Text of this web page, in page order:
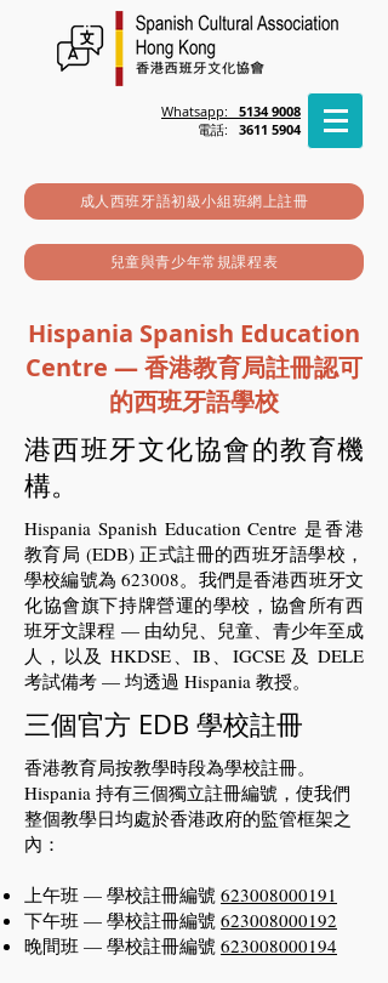
Whatsapp: 5134 9008
電話: 3611 5904
成人西班牙語初級小組班網上註冊
兒童與青少年常規課程表
Hispania Spanish Education
Centre — 香港教育局註冊認可
的西班牙語學校
港西班牙文化協會的教育機
構。
Hispania Spanish Education Centre 是香港
教育局 (EDB) 正式註冊的西班牙語學校，
學校編號為 623008。我們是香港西班牙文
化協會旗下持牌營運的學校，協會所有西
班牙文課程 — 由幼兒、兒童、青少年至成
人，以及 HKDSE、IB、IGCSE 及 DELE
考試備考 — 均透過 Hispania 教授。
三個官方 EDB 學校註冊
香港教育局按教學時段為學校註冊。
Hispania 持有三個獨立註冊編號，使我們
整個教學日均處於香港政府的監管框架之
內：
上午班 — 學校註冊編號 623008000191
下午班 — 學校註冊編號 623008000192
晚間班 — 學校註冊編號 623008000194